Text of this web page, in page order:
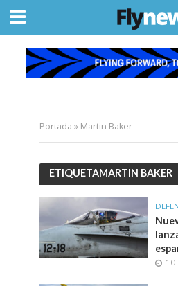
Portada » Martin Baker
ETIQUETAMARTIN BAKER
10